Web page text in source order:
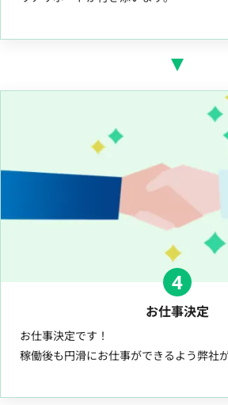
4
お仕事決定
お仕事決定です！
稼働後も円滑にお仕事ができるよう弊社